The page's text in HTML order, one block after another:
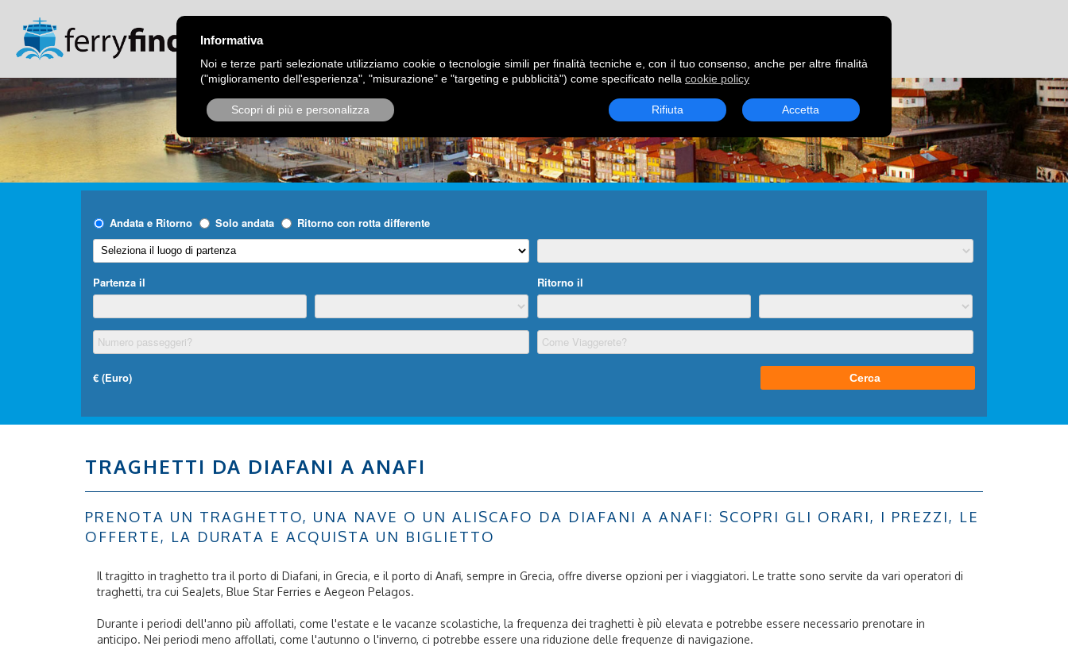
CHI SIAMO
TRAGHETTI DA DIAFANI A ANAFI
PRENOTA UN TRAGHETTO, UNA NAVE O UN ALISCAFO DA DIAFANI A ANAFI: SCOPRI GLI ORARI, I PREZZI, LE
OFFERTE, LA DURATA E ACQUISTA UN BIGLIETTO
Il tragitto in traghetto tra il porto di Diafani, in Grecia, e il porto di Anafi, sempre in Grecia, offre diverse opzioni per i viaggiatori. Le tratte sono servite da vari operatori di
traghetti, tra cui SeaJets, Blue Star Ferries e Aegeon Pelagos.
Durante i periodi dell'anno più affollati, come l'estate e le vacanze scolastiche, la frequenza dei traghetti è più elevata e potrebbe essere necessario prenotare in
anticipo. Nei periodi meno affollati, come l'autunno o l'inverno, ci potrebbe essere una riduzione delle frequenze di navigazione.
Informativa
Noi e terze parti selezionate utilizziamo cookie o tecnologie simili per finalità tecniche e, con il tuo consenso, anche per altre finalità
("miglioramento dell'esperienza", "misurazione" e "targeting e pubblicità") come specificato nella cookie policy
Rifiuta Accetta
Scopri di più e personalizza